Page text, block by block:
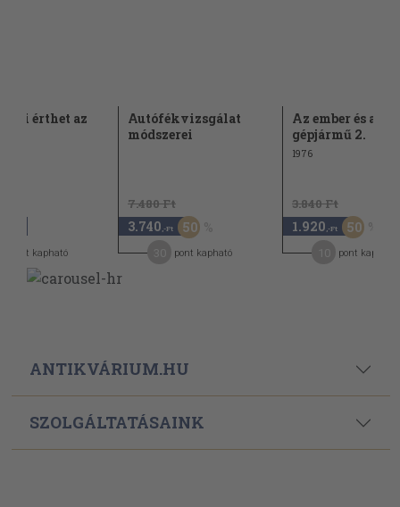
érthet az
pont kapható
Autófékvizsgálat
módszerei
7.480 Ft
3.740 ,-Ft 50
pont kapható
Az ember és a
gépjármű 2.
1976
3.840 Ft
1.920 ,-Ft 50
pont kapható
ANTIKVÁRIUM.HU
SZOLGÁLTATÁSAINK